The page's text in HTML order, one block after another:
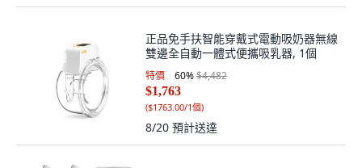
正品免手扶智能穿戴式電動吸奶器無線
雙邊全自動一體式便攜吸乳器, 1個
特價 60%$4,482
$1,763
($1763.00/1個)
8/20 預計送達